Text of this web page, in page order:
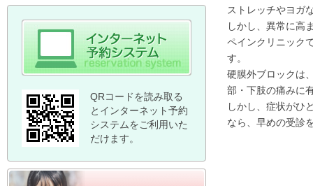
ストレッチやヨガ
しかし、異常に高
ペインクリニック
す。
硬膜外ブロックは
部・下肢の痛みに
しかし、症状がひ
なら、早めの受診
QRコードを読み取る
とインターネット予約
システムをご利用いた
だけます。